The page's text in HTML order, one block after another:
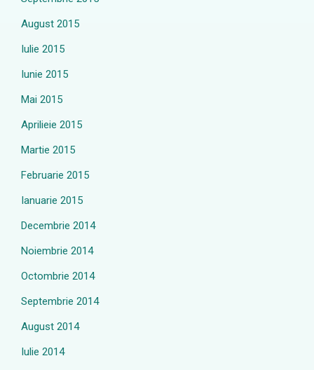
August 2015
Iulie 2015
Iunie 2015
Mai 2015
Aprilieie 2015
Martie 2015
Februarie 2015
Ianuarie 2015
Decembrie 2014
Noiembrie 2014
Octombrie 2014
Septembrie 2014
August 2014
Iulie 2014